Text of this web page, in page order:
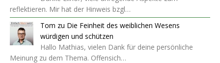
reflektieren. Mir hat der Hinweis bzgl…
Tom zu Die Feinheit des weiblichen Wesens
würdigen und schützen
Hallo Mathias, vielen Dank für deine persönliche
Meinung zu dem Thema. Offensich…